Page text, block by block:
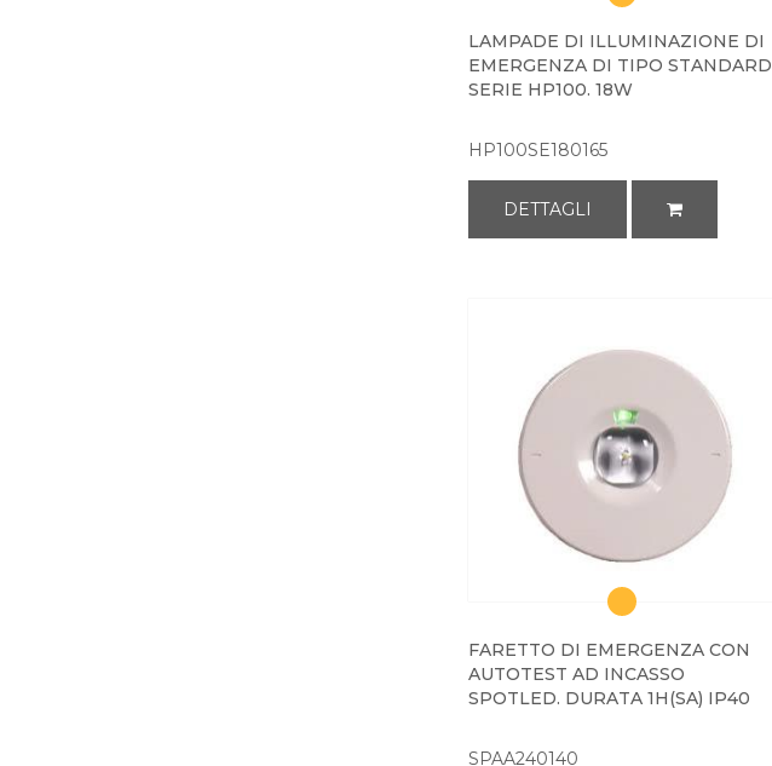
LAMPADE DI ILLUMINAZIONE DI
EMERGENZA DI TIPO STANDARD
SERIE HP100. 18W
HP100SE180165
DETTAGLI
FARETTO DI EMERGENZA CON
AUTOTEST AD INCASSO
SPOTLED. DURATA 1H(SA) IP40
SPAA240140